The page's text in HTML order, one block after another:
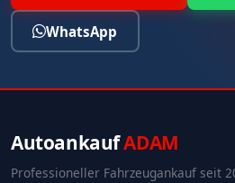
WhatsApp
AutoankaufADAM
Professioneller Fahrzeugankauf seit